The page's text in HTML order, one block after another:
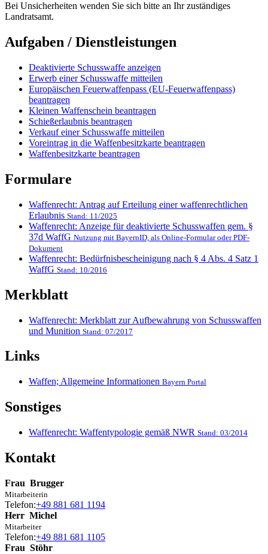
Bei Unsicherheiten wenden Sie sich bitte an Ihr zuständiges
Landratsamt.
Aufgaben / Dienstleistungen
Deaktivierte Schusswaffe anzeigen
Erwerb einer Schusswaffe mitteilen
Europäischen Feuerwaffenpass (EU-Feuerwaffenpass)
beantragen
Kleinen Waffenschein beantragen
Schießerlaubnis beantragen
Verkauf einer Schusswaffe mitteilen
Voreintrag in die Waffenbesitzkarte beantragen
Waffenbesitzkarte beantragen
Formulare
Waffenrecht: Antrag auf Erteilung einer waffenrechtlichen
Erlaubnis Stand: 11/2025
Waffenrecht: Anzeige für deaktivierte Schusswaffen gem. §
37d WaffG Nutzung mit BayernID, als Online-Formular oder PDF-
Dokument
Waffenrecht: Bedürfnisbescheinigung nach § 4 Abs. 4 Satz 1
WaffG Stand: 10/2016
Merkblatt
Waffenrecht: Merkblatt zur Aufbewahrung von Schusswaffen
und Munition Stand: 07/2017
Links
Waffen; Allgemeine Informationen Bayern Portal
Sonstiges
Waffenrecht: Waffentypologie gemäß NWR Stand: 03/2014
Kontakt
Frau Brugger
Mitarbeiterin
Telefon:+49 881 681 1194
Herr Michel
Mitarbeiter
Telefon:+49 881 681 1105
Frau Stöhr